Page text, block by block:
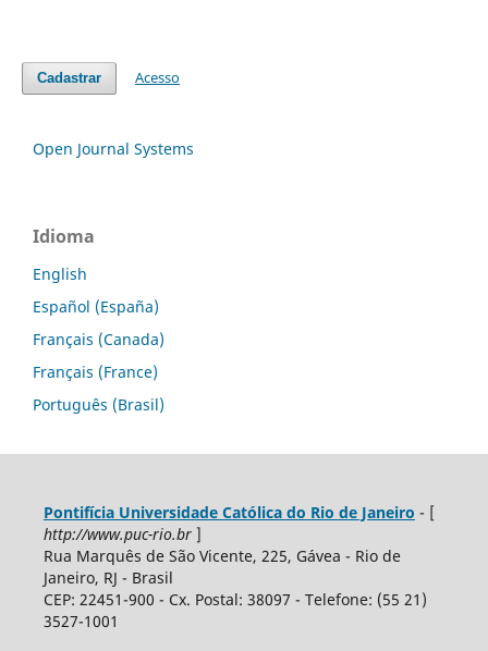
Cadastrar Acesso
Open Journal Systems
Idioma
English
Español (España)
Français (Canada)
Français (France)
Português (Brasil)
Pontifícia Universidade Católica do Rio de Janeiro - [
http://www.puc-rio.br]
Rua Marquês de São Vicente, 225, Gávea - Rio de
Janeiro, RJ - Brasil
CEP: 22451-900 - Cx. Postal: 38097 - Telefone: (55 21)
3527-1001